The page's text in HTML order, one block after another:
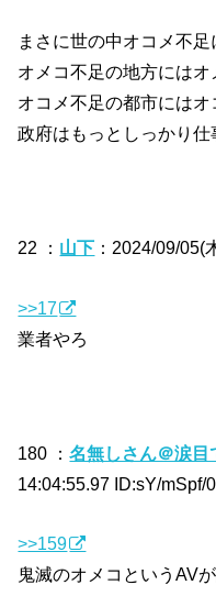
まさに世の中オコメ不足
オメコ不足の地方にはオ
オコメ不足の都市にはオ
政府はもっとしっかり仕
22 ： 山下 ：2024/09/05(
>>17
業者やろ
180 ：名無しさん＠涙目
14:04:55.97 ID:sY/mSpf/
>>159
鬼滅のオメコというAV